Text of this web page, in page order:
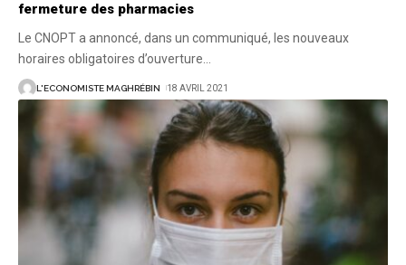
fermeture des pharmacies
Le CNOPT a annoncé, dans un communiqué, les nouveaux
horaires obligatoires d’ouverture
L'ECONOMISTE MAGHRÉBIN 18 AVRIL 2021